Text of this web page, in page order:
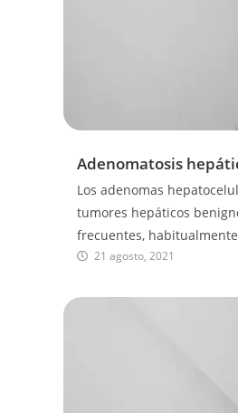
Adenomatosis
Los adenomas
tumores hepáticos
frecuentes,
21 agosto, 2021